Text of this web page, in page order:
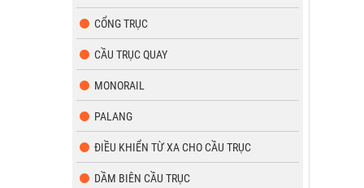
CỔNG TRỤC
CẦU TRỤC QUAY
MONORAIL
PALANG
ĐIỀU KHIỂN TỪ XA CHO CẦU TRỤC
DẦM BIÊN CẦU TRỤC